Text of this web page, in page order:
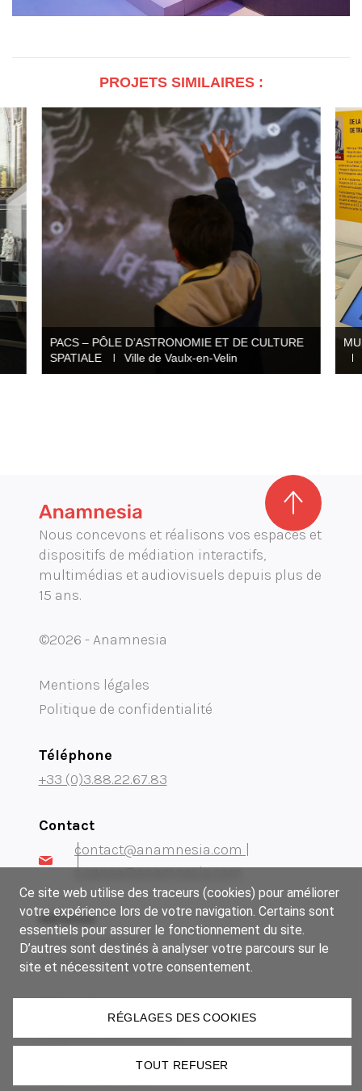
PROJETS SIMILAIRES :
PACS – PÔLE D’ASTRONOMIE ET DE CULTURE
SPATIALE
Ville de Vaulx-en-Velin
Nous concevons et réalisons vos espaces et
dispositifs de médiation interactifs,
multimédias et audiovisuels depuis plus de
15 ans.
©2026 - Anamnesia
Mentions légales
Politique de confidentialité
Téléphone
+33 (0)3.88.22.67.83
Contact
contact@anamnesia.com |
s.sappa@anamnesia.com
Adresse
14 rue du Brochet
67300 Schiltigheim
Notre groupe
Lézard Graphique
Ce site web utilise des traceurs (cookies) pour améliorer
votre expérience lors de votre navigation. Certains sont
essentiels pour assurer le fonctionnement du site.
D’autres sont destinés à analyser votre parcours sur le
site et nécessitent votre consentement.
RÉGLAGES DES COOKIES
TOUT REFUSER